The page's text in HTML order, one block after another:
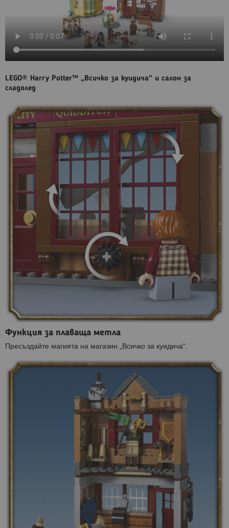
LEGO® Harry Potter™ „Всичко за куидича“ и салон за
сладолед
Функция за плаваща метла
Пресъздайте магията на магазин „Всичко за куидича“.